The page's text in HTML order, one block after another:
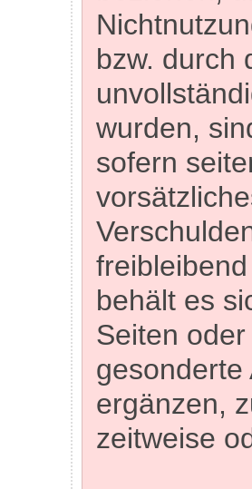
bzw. durch
wurden,
sofern
behält es
Seiten
ergänzen,
zeitweise